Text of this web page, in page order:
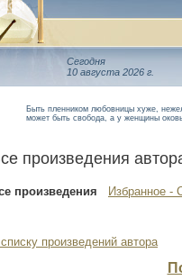
Сегодня
10 августа 2026 г.
Быть пленником любовницы хуже,
может быть свобода, а у женщины
произведения
произведения Избранное -
произведений автора